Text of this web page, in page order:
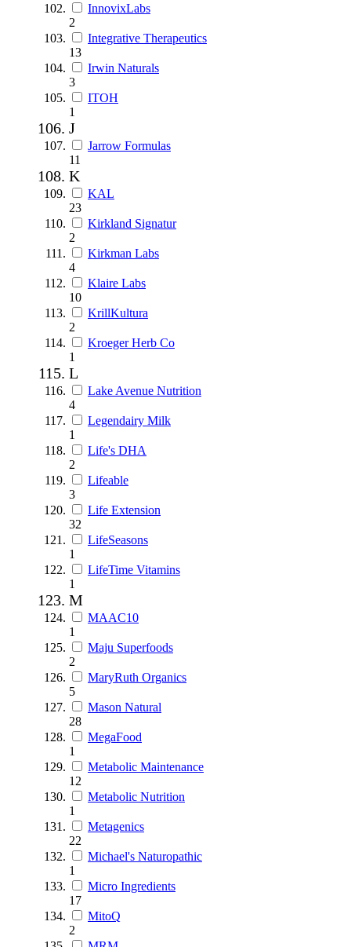
InnovixLabs
2
Integrative Therapeutics
13
Irwin Naturals
3
ITOH
1
J
Jarrow Formulas
11
K
KAL
23
Kirkland Signatur
2
Kirkman Labs
4
Klaire Labs
10
KrillKultura
2
Kroeger Herb Co
1
L
Lake Avenue Nutrition
4
Legendairy Milk
1
Life's DHA
2
Lifeable
3
Life Extension
32
LifeSeasons
1
LifeTime Vitamins
1
M
MAAC10
1
Maju Superfoods
2
MaryRuth Organics
5
Mason Natural
28
MegaFood
1
Metabolic Maintenance
12
Metabolic Nutrition
1
Metagenics
22
Michael's Naturopathic
1
Micro Ingredients
17
MitoQ
2